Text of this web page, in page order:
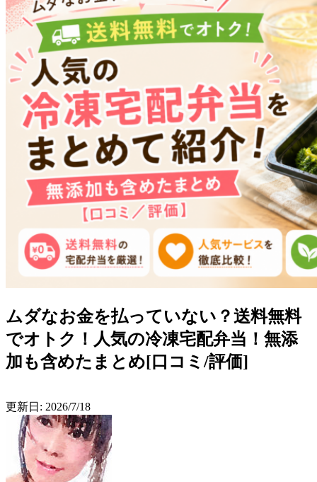
ムダなお金を払っていない？送料無料
でオトク！人気の冷凍宅配弁当！無添
加も含めたまとめ[口コミ/評価]
更新日: 2026/7/18